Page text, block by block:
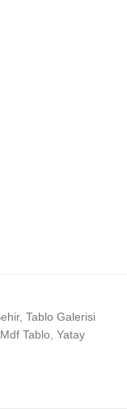
, Tablo Galerisi
Mdf Tablo, Yatay